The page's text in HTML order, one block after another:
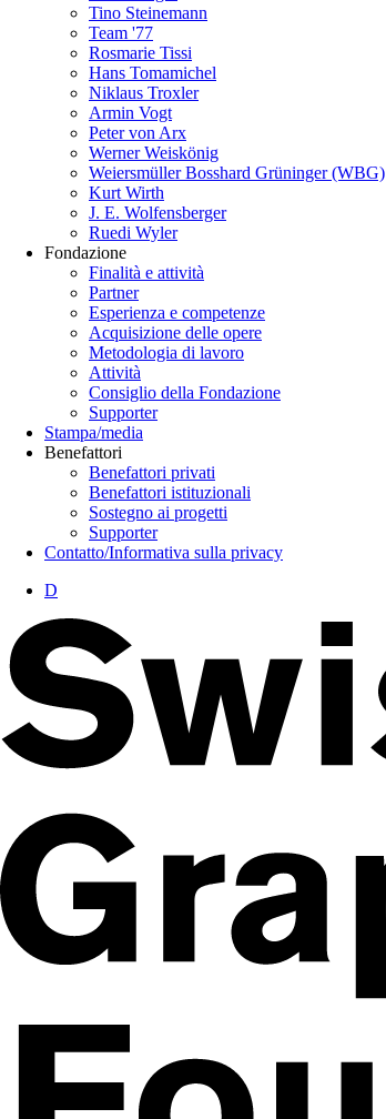
Tino Steinemann
Team '77
Rosmarie Tissi
Hans Tomamichel
Niklaus Troxler
Armin Vogt
Peter von Arx
Werner Weiskönig
Weiersmüller Bosshard Grüninger (WBG)
Kurt Wirth
J. E. Wolfensberger
Ruedi Wyler
Fondazione
Finalità e attività
Partner
Esperienza e competenze
Acquisizione delle opere
Metodologia di lavoro
Attività
Consiglio della Fondazione
Supporter
Stampa/media
Benefattori
Benefattori privati
Benefattori istituzionali
Sostegno ai progetti
Supporter
Contatto/Informativa sulla privacy
D